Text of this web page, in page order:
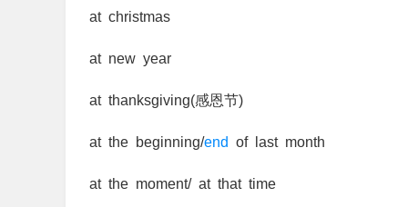
at christmas
at new year
at thanksgiving(感恩节)
at the beginning/end of last month
at the moment/ at that time